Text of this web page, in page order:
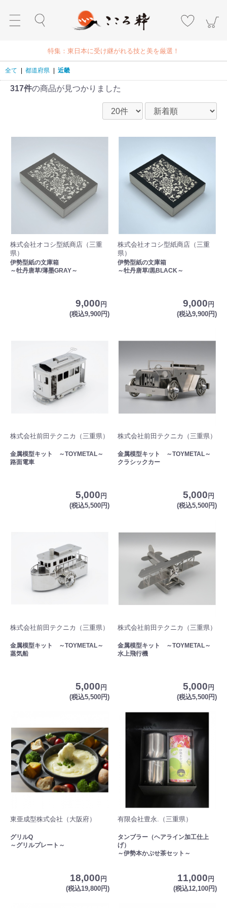
特集：東日本に受け継がれる技と美を厳選！
全て 都道府県 近畿
317件の商品が見つかりました
株式会社オコシ型紙商店（三重
県）
伊勢型紙の文庫箱
～牡丹唐草/薄墨GRAY～
9,000 円
(税込9,900円)
株式会社オコシ型紙商店（三重
県）
伊勢型紙の文庫箱
～牡丹唐草/黒BLACK～
9,000 円
(税込9,900円)
株式会社前田テクニカ（三重県）
金属模型キット ～TOYMETAL～
路面電車
5,000 円
(税込5,500円)
株式会社前田テクニカ（三重県）
金属模型キット ～TOYMETAL～
クラシックカー
5,000 円
(税込5,500円)
株式会社前田テクニカ（三重県）
金属模型キット ～TOYMETAL～
蒸気船
5,000 円
(税込5,500円)
株式会社前田テクニカ（三重県）
金属模型キット ～TOYMETAL～
水上飛行機
5,000 円
(税込5,500円)
東亜成型株式会社（大阪府）
グリルQ
～グリルプレート～
18,000 円
(税込19,800円)
有限会社豊永.（三重県）
タンブラー（ヘアライン加工仕上
げ）
～伊勢本かぶせ茶セット～
11,000 円
(税込12,100円)